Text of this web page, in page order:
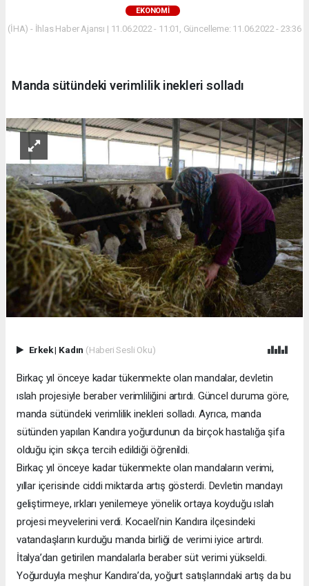
EKONOMİ
(İHA) - İhlas Haber Ajansı | 11.06.2022 - 11:01, Güncelleme: 11.06.2022 - 23:36
Manda sütündeki verimlilik inekleri solladı
Erkek| Kadın (Haberi Sesli Oku)
Birkaç yıl önceye kadar tükenmekte olan mandalar, devletin
ıslah projesiyle beraber verimliliğini artırdı. Güncel duruma göre,
manda sütündeki verimlilik inekleri solladı. Ayrıca, manda
sütünden yapılan Kandıra yoğurdunun da birçok hastalığa şifa
olduğu için sıkça tercih edildiği öğrenildi.
Birkaç yıl önceye kadar tükenmekte olan mandaların verimi,
yıllar içerisinde ciddi miktarda artış gösterdi. Devletin mandayı
geliştirmeye, ırkları yenilemeye yönelik ortaya koyduğu ıslah
projesi meyvelerini verdi. Kocaeli’nin Kandıra ilçesindeki
vatandaşların kurduğu manda birliği de verimi iyice artırdı.
İtalya’dan getirilen mandalarla beraber süt verimi yükseldi.
Yoğurduyla meşhur Kandıra’da, yoğurt satışlarındaki artış da bu